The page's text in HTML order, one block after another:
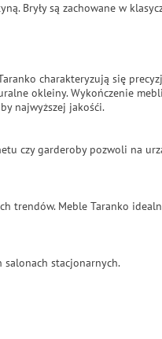
Bryły są zachowane w
charakteryzują się
okleiny. Wykończenie
najwyższej jakośći.
czy garderoby pozwoli na
trendów. Meble Taranko
salonach stacjonarnych.